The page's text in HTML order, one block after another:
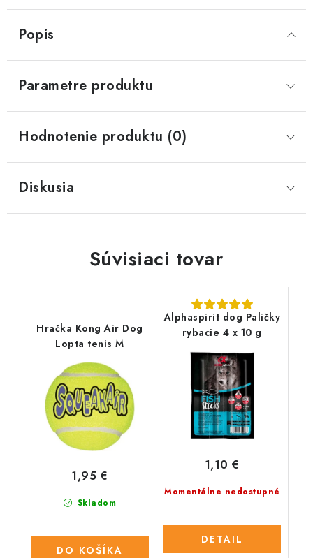
Popis
Parametre produktu
Hodnotenie produktu (0)
Diskusia
Súvisiaci tovar
Hračka Kong Air Dog
Lopta tenis M
Skladom
1,95 €
DO KOŠÍKA
Alphaspirit dog Paličky
rybacie 4 x 10 g
Momentálne nedostupné
1,10 €
DETAIL